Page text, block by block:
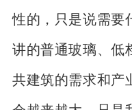
性的，只是说需要
讲的普通玻璃、低
共建筑的需求和产